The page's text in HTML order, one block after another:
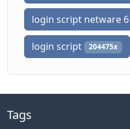
login script netware 6
login script 204475x
Tags